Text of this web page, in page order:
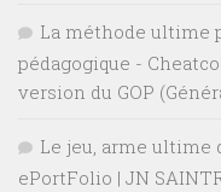
La méthode ultime
pédagogique -
version du GOP
Le jeu, arme ultime
ePortFolio | JN